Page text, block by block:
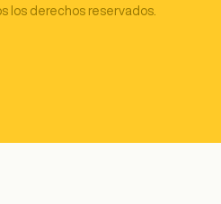
los derechos reservados.